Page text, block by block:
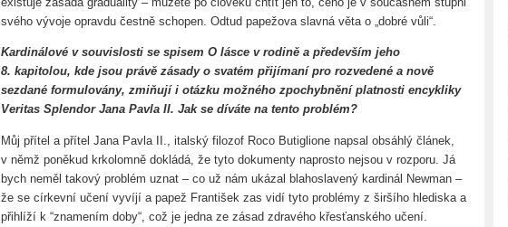
svého vývoje opravdu čestně schopen. Odtud papežova slavná věta o „dobré vůli“.
Kardinálové v souvislosti se spisem O lásce v rodině a především jeho
8. kapitolou, kde jsou právě zásady o svatém přijímaní pro rozvedené a nově
sezdané formulovány, zmiňují i otázku možného zpochybnění platnosti encykliky
Veritas Splendor Jana Pavla II. Jak se díváte na tento problém?
Můj přítel a přítel Jana Pavla II., italský filozof Roco Butiglione napsal obsáhlý článek,
v němž poněkud krkolomně dokládá, že tyto dokumenty naprosto nejsou v rozporu. Já
bych neměl takový problém uznat – co už nám ukázal blahoslavený kardinál Newman –
že se církevní učení vyvíjí a papež František zas vidí tyto problémy z širšího hlediska a
přihlíží k “znamením doby“, což je jedna ze zásad zdravého křesťanského učení.